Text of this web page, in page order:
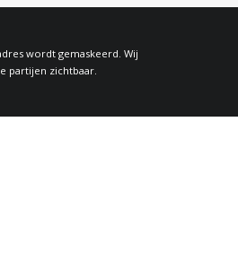
wordt gemaskeerd. Wij
partijen zichtbaar.